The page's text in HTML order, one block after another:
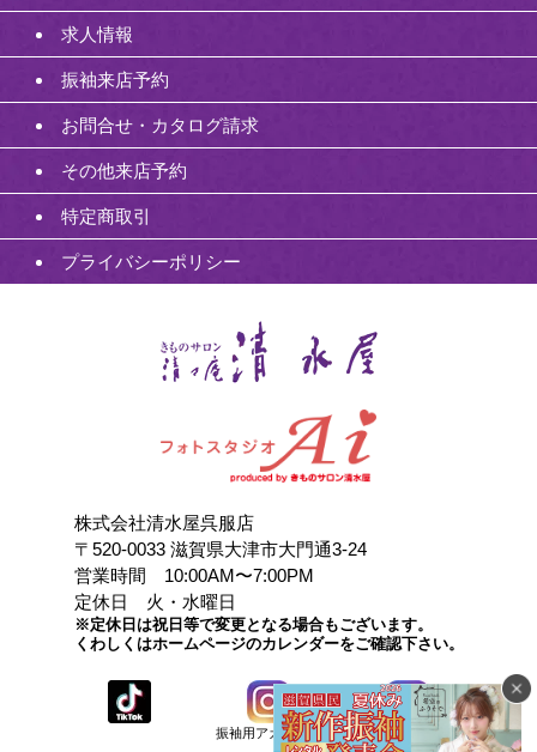
求人情報
振袖来店予約
お問合せ・カタログ請求
その他来店予約
特定商取引
プライバシーポリシー
株式会社清水屋呉服店
〒520-0033 滋賀県大津市大門通3-24
営業時間 10:00AM〜7:00PM
定休日 火・水曜日
※定休日は祝日等で変更となる場合もございます。
くわしくはホームページのカレンダーをご確認下さい。
振袖用アカウント 店頭用アカウント